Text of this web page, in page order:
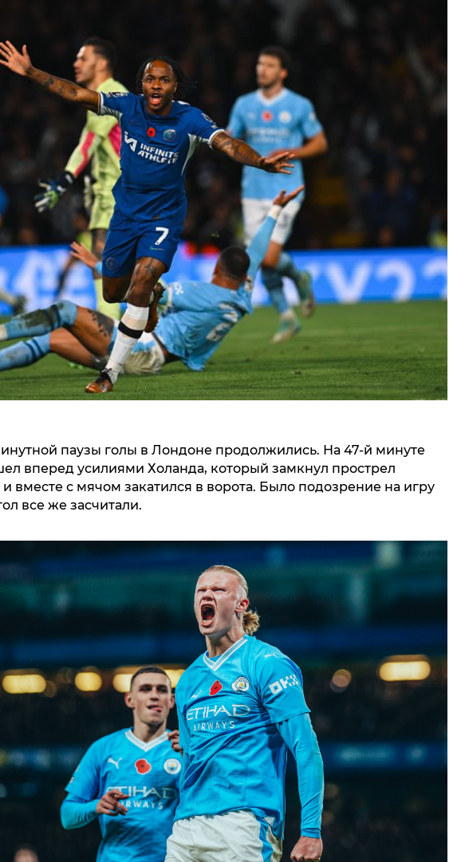
паузы голы в Лондоне продолжились. На 47-й минуте
вперед усилиями Холанда, который замкнул прострел
вместе с мячом закатился в ворота. Было подозрение на игру
все же засчитали.